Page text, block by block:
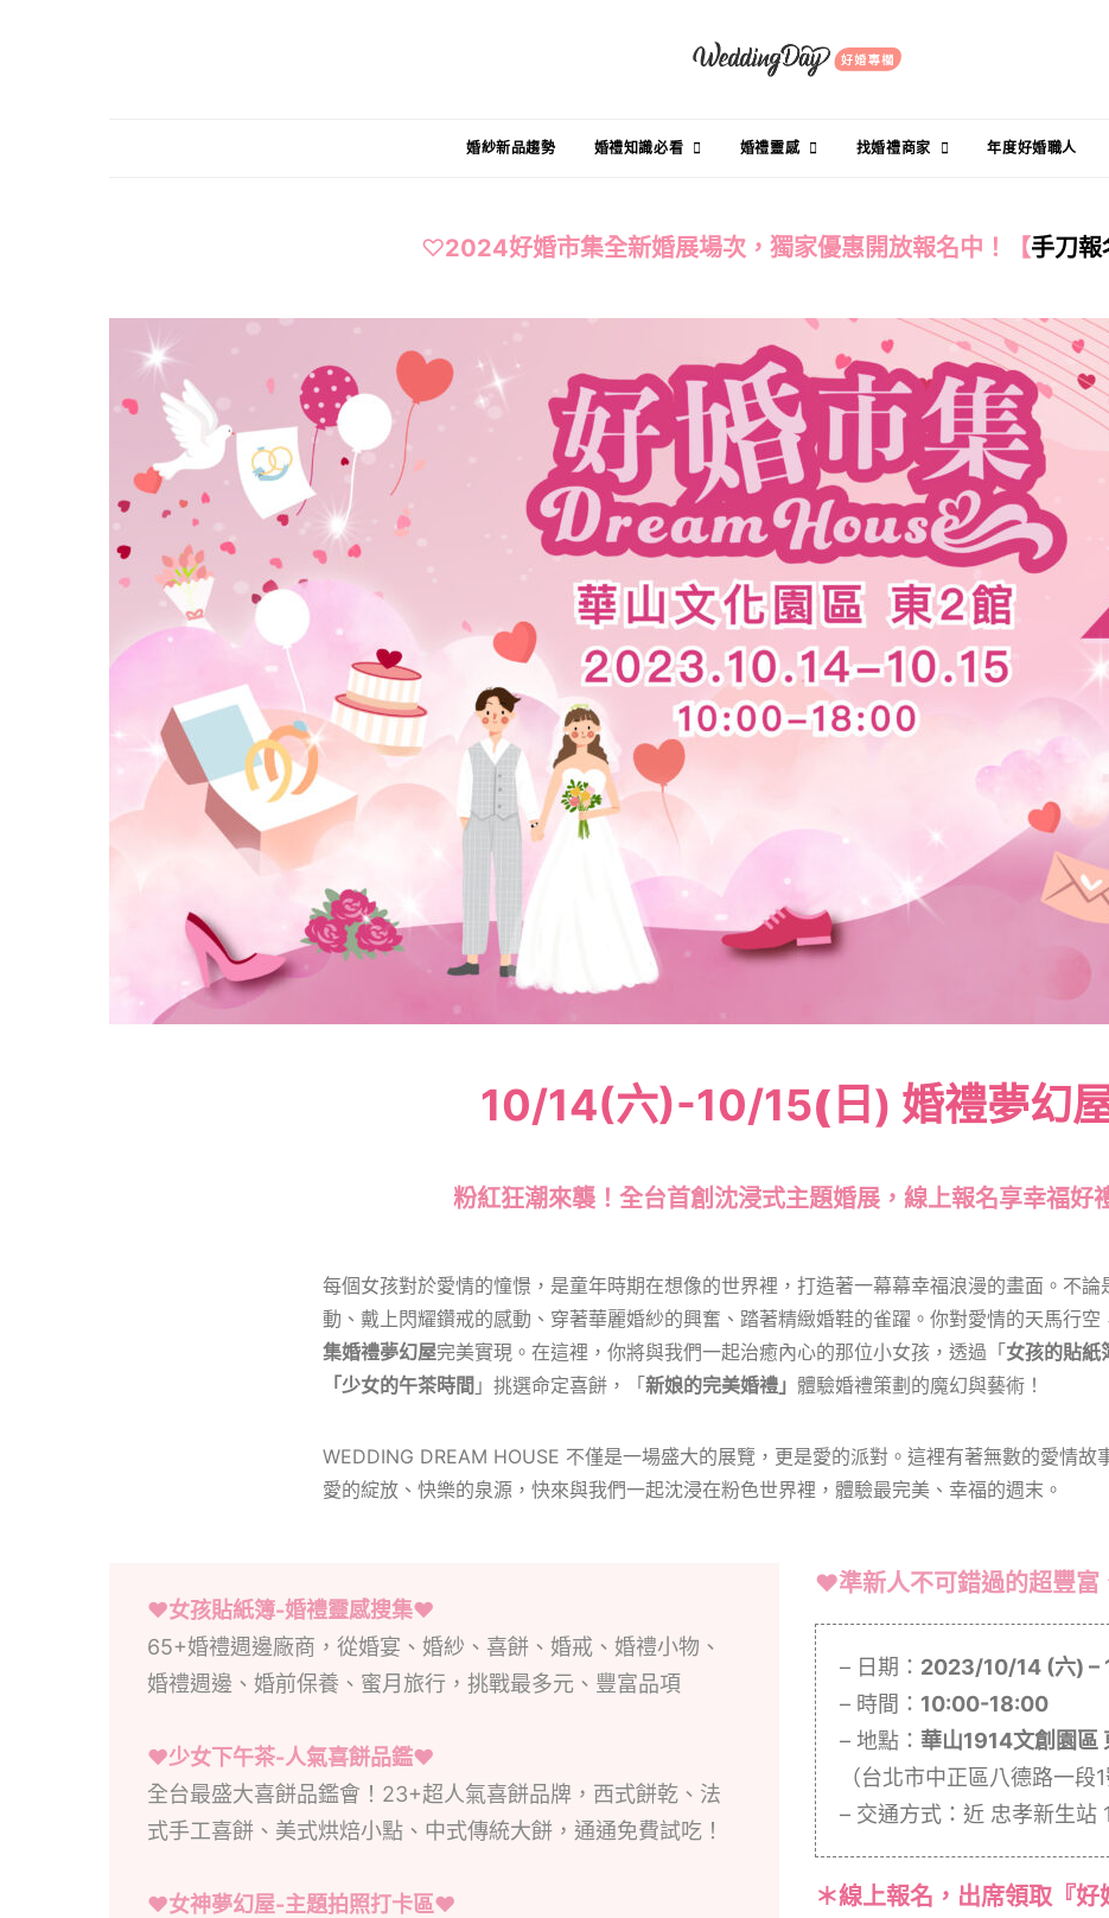
婚紗新品趨勢 婚禮知識必看 婚禮靈感 找婚禮商家 年度好婚職人
♡2024好婚市集全新婚展場次，獨家優惠開放報名中！【手刀報
10/14(六)-10/15(日 ) 婚禮夢幻
粉紅狂潮來襲！全台首創沈浸式主題婚展，線上報名享幸福好
每個女孩對於愛情的憧憬，是童年時期在想像的世界裡，打造著一幕幕幸福浪漫的畫面。不論
動、戴上閃耀鑽戒的感動、穿著華麗婚紗的興奮、踏著精緻婚鞋的雀躍。你對愛情的天馬行空
集婚禮夢幻屋完美實現。在這裡，你將與我們一起治癒內心的那位小女孩，透過「 女孩的貼紙
「少女的午茶時間 」挑選命定喜餅，「 新娘的完美婚禮」 體驗婚禮策劃的魔幻與藝術！
WEDDING DREAM HOUSE 不僅是一場盛大的展覽，更是愛的派對。這裡有著無數的愛情故
愛的綻放、快樂的泉源，快來與我們一起沈浸在粉色世界裡，體驗最完美、幸福的週末。
♥女孩貼紙簿-婚禮靈感搜集♥
65+婚禮週邊廠商，從婚宴、婚紗、喜餅、婚戒、婚禮小物、
婚禮週邊、婚前保養、蜜月旅行，挑戰最多元、豐富品項
♥少女下午茶-人氣喜餅品鑑♥
全台最盛大喜餅品鑑會！23+超人氣喜餅品牌，西式餅乾、法
式手工喜餅、美式烘焙小點、中式傳統大餅，通通免費試吃！
♥女神夢幻屋-主題拍照打卡區♥
♥準新人不可錯過的超豐富
– 日期： 2023/10/14 (六) –
– 時間： 10:00-18:00
– 地點： 華山1914文創園區
（台北市中正區八德路一段1
– 交通方式：近 忠孝新生站
＊線上報名，出席領取『好